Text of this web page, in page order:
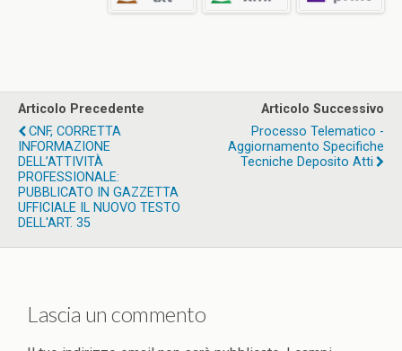
Articolo Precedente
CNF, CORRETTA
INFORMAZIONE
DELL’ATTIVITÀ
PROFESSIONALE:
PUBBLICATO IN GAZZETTA
UFFICIALE IL NUOVO TESTO
DELL'ART. 35
Articolo Successivo
Processo Telematico -
Aggiornamento Specifiche
Tecniche Deposito Atti
Lascia un commento